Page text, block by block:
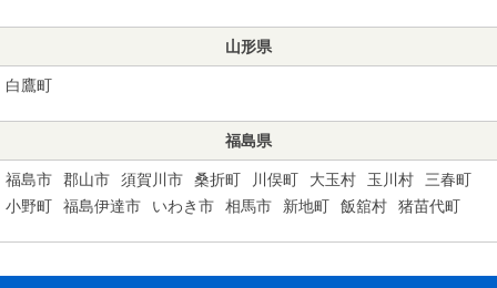
山形県
白鷹町
福島県
福島市 郡山市 須賀川市 桑折町 川俣町 大玉村 玉川村
三春町
小野町
福島伊達市 いわき市 相馬市 新地町 飯舘村 猪苗代町